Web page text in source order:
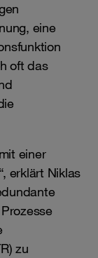
eine
oft das
einer
erklärt Niklas
zu